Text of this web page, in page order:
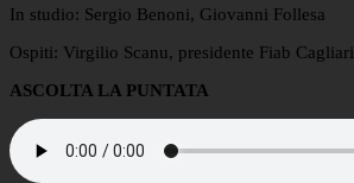
In studio: Sergio Benoni, Giovanni Follesa
Ospiti: Virgilio Scanu, presidente Fiab Cagliari
ASCOLTA LA PUNTATA